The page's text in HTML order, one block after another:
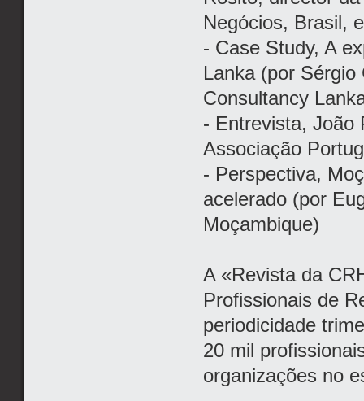
Negócios, Brasil,
- Case Study, A
Lanka (por Sérgio
Consultancy
- Entrevista, João
Associação
- Perspectiva,
acelerado (por
Moçambique)
A «Revista da
Profissionais de
periodicidade
20 mil
organizações no